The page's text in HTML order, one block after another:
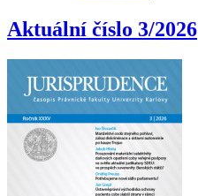
Aktuální číslo 3/2026